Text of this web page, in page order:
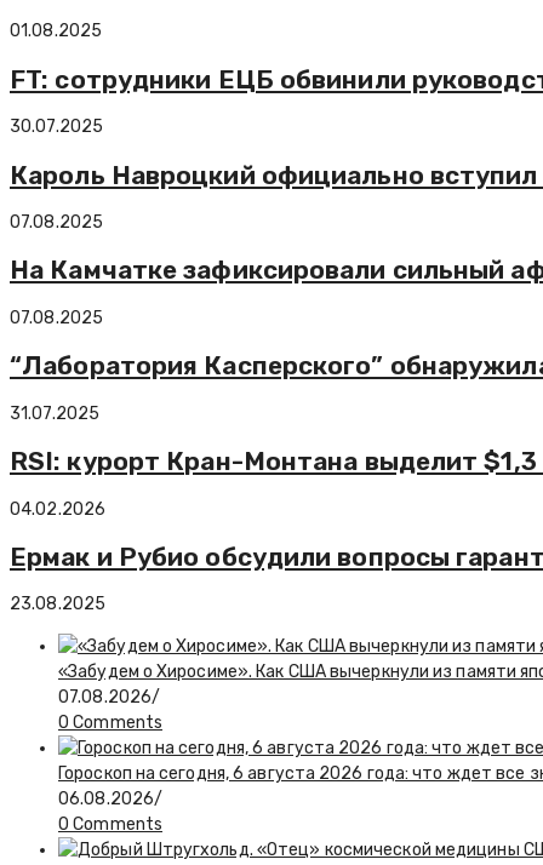
01.08.2025
FT: сотрудники ЕЦБ обвинили
30.07.2025
Кароль Навроцкий официально
07.08.2025
На Камчатке зафиксировали сильный
07.08.2025
“Лаборатория Касперского”
31.07.2025
RSI: курорт Кран-Монтана выделит
04.02.2026
Ермак и Рубио обсудили вопросы
23.08.2025
«Забудем о Хиросиме». Как США вычеркнули из памяти
07.08.2026/
0 Comments
Гороскоп на сегодня, 6 августа 2026 года: что ждет все
06.08.2026/
0 Comments